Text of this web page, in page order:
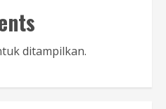
ditampilkan.